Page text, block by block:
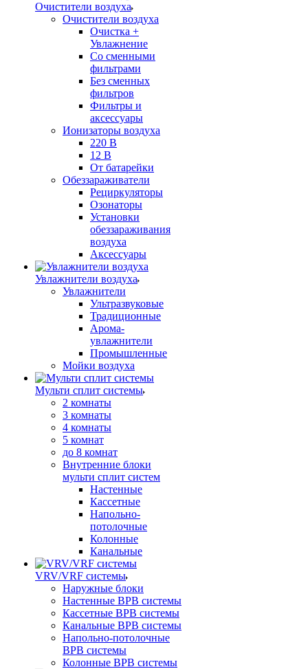
Очистители воздуха
Очистители воздуха
Очистка +
Увлажнение
Cо сменными
фильтрами
Без сменных
фильтров
Фильтры и
аксессуары
Ионизаторы воздуха
220 В
12 В
От батарейки
Обеззараживатели
Рециркуляторы
Озонаторы
Установки
обеззараживания
воздуха
Аксессуары
Увлажнители воздуха
Увлажнители
Ультразвуковые
Традиционные
Арома-
увлажнители
Промышленные
Мойки воздуха
Мульти сплит системы
2 комнаты
3 комнаты
4 комнаты
5 комнат
до 8 комнат
Внутренние блоки
мульти сплит систем
Настенные
Кассетные
Напольно-
потолочные
Колонные
Канальные
VRV/VRF системы
Наружные блоки
Настенные ВРВ системы
Кассетные ВРВ системы
Канальные ВРВ системы
Напольно-потолочные
ВРВ системы
Колонные ВРВ системы